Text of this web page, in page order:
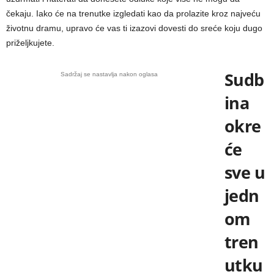
čekaju. Iako će na trenutke izgledati kao da prolazite kroz najveću
životnu dramu, upravo će vas ti izazovi dovesti do sreće koju dugo
priželjkujete.
Sadržaj se nastavlja nakon oglasa
Sudb
ina
okre
će
sve u
jedn
om
tren
utku